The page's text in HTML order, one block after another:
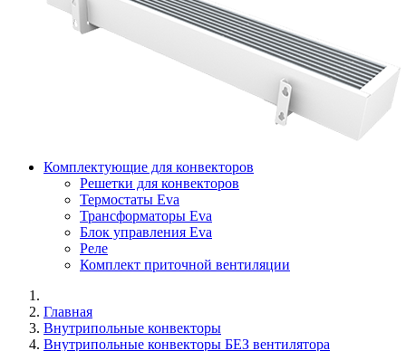
Комплектующие для конвекторов
Решетки для конвекторов
Термостаты Eva
Трансформаторы Eva
Блок управления Eva
Реле
Комплект приточной вентиляции
Главная
Внутрипольные конвекторы
Внутрипольные конвекторы БЕЗ вентилятора